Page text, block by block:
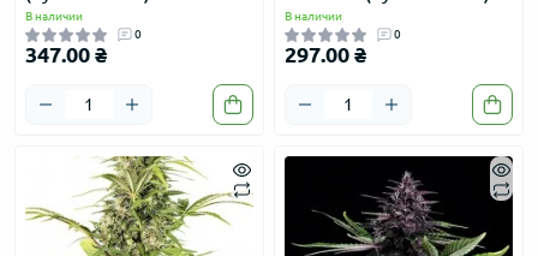
В наличии
0
347.00 ₴
В наличии
0
297.00 ₴